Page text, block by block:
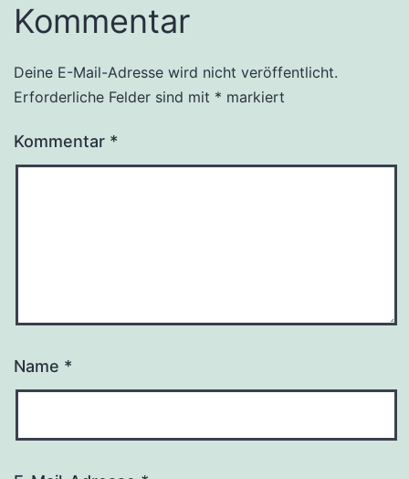
Kommentar
Deine E-Mail-Adresse wird nicht veröffentlicht.
Erforderliche Felder sind mit * markiert
Kommentar *
Name *